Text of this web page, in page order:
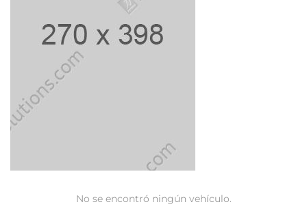
No se encontró ningún vehículo.